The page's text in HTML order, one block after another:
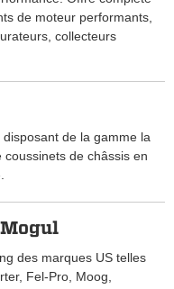
de moteur performants,
collecteurs
de la gamme la
coussinets de châssis en
des marques US telles
Fel-Pro, Moog,